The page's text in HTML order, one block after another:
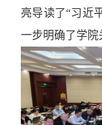
亮导读了“习近
一步明确了学院